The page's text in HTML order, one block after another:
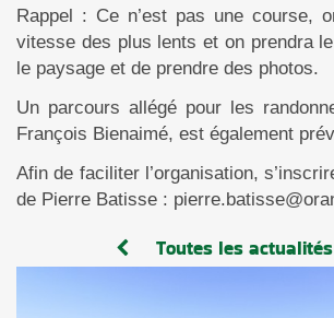
Rappel : Ce n’est pas une course,
vitesse des plus lents et on prendra
le paysage et de prendre des photos.
Un parcours allégé pour les
François Bienaimé, est également
Afin de faciliter l’organisation,
de Pierre Batisse :
Toutes les actualités